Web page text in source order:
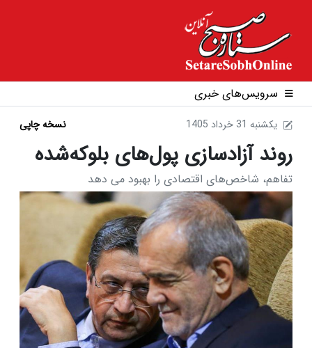
سرویس‌های خبری
1405 يکشنبه 31 خرداد نسخه چاپی
روند آزادسازی پول‌های بلوکه‌شده
تفاهم، شاخص‌های اقتصادی را بهبود می دهد